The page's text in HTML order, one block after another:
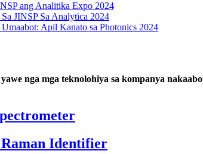
ang Analitika Expo 2024
JINSP Sa Analytica 2024
Apil Kanato sa Photonics 2024
nga mga teknolohiya sa kompanya
Identifier